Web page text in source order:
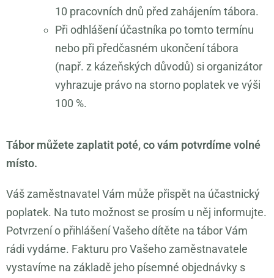
10 pracovních dnů před zahájením tábora.
Při odhlášení účastníka po tomto termínu
nebo při předčasném ukončení tábora
(např. z kázeňských důvodů) si organizátor
vyhrazuje právo na storno poplatek ve výši
100 %.
Tábor můžete zaplatit poté, co vám potvrdíme volné
místo.
Váš zaměstnavatel Vám může přispět na účastnický
poplatek. Na tuto možnost se prosím u něj informujte.
Potvrzení o přihlášení Vašeho dítěte na tábor Vám
rádi vydáme. Fakturu pro Vašeho zaměstnavatele
vystavíme na základě jeho písemné objednávky s